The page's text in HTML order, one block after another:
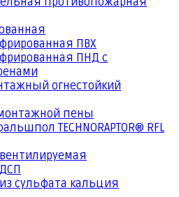
ПВХ
ПНД с
огнестойкий
пены
TECHNORAPTOR® RFL
сульфата кальция